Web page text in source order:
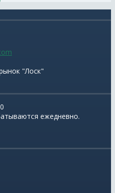
"Лоск"
ежедневно.